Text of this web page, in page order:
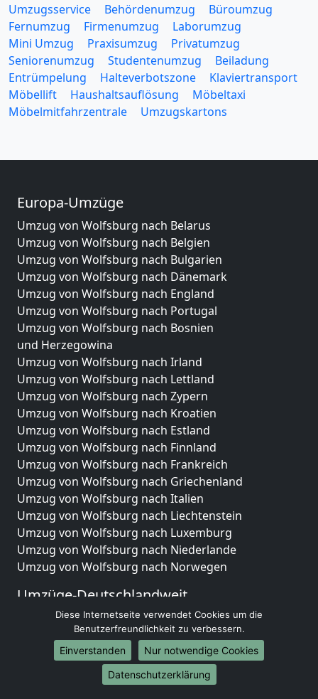
Umzugsservice Behördenumzug
Büroumzug
Fernumzug
Firmenumzug
Laborumzug
Mini Umzug
Praxisumzug
Privatumzug
Seniorenumzug
Studentenumzug
Beiladung
Entrümpelung
Halteverbotszone
Klaviertransport
Möbellift
Haushaltsauflösung
Möbeltaxi
Möbelmitfahrzentrale
Umzugskartons
Europa-Umzüge
Umzug von Wolfsburg nach Belarus
Umzug von Wolfsburg nach Belgien
Umzug von Wolfsburg nach Bulgarien
Umzug von Wolfsburg nach Dänemark
Umzug von Wolfsburg nach England
Umzug von Wolfsburg nach Portugal
Umzug von Wolfsburg nach Bosnien
und Herzegowina
Umzug von Wolfsburg nach Irland
Umzug von Wolfsburg nach Lettland
Umzug von Wolfsburg nach Zypern
Umzug von Wolfsburg nach Kroatien
Umzug von Wolfsburg nach Estland
Umzug von Wolfsburg nach Finnland
Umzug von Wolfsburg nach Frankreich
Umzug von Wolfsburg nach Griechenland
Umzug von Wolfsburg nach Italien
Umzug von Wolfsburg nach Liechtenstein
Umzug von Wolfsburg nach Luxemburg
Umzug von Wolfsburg nach Niederlande
Umzug von Wolfsburg nach Norwegen
Umzüge-Deutschlandweit
Umzug von Wolfsburg nach Berlin
Umzug von Wolfsburg nach Hamburg
Umzug von Wolfsburg nach München
Umzug von Wolfsburg nach Köln
Umzug von Wolfsburg nach Frankfurt am Main
Diese Internetseite verwendet Cookies um die
Benutzerfreundlichkeit zu verbessern.
Einverstanden
Nur notwendige Cookies
Datenschutzerklärung